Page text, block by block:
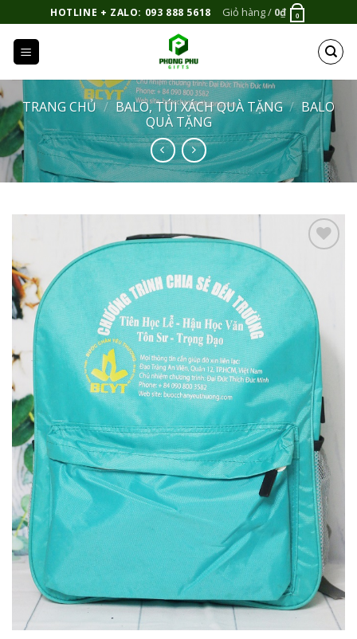
qua
dung
HOTLINE + ZALO: 093 888 5618 Giỏ hàng / 0₫ 0
TRANG CHỦ / BALO, TÚI XÁCH QUÀ TẶNG / BALO
QUÀ TẶNG
Wishlist